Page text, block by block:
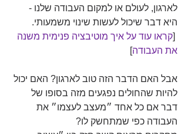
לארגון, לעולם או למקום העבודה שלנו -
היא דבר שיכול לעשות שינוי משמעותי.
קראו עוד על איך מוטיבציה פנימית משנה
את העבודה]
אבל האם הדבר הזה טוב לארגון? האם יכול
להיות שהחולים נפגעים מזה בסופו של
דבר אם כל אחד ״מעצב לעצמו״ את
העבודה כפי שמתחשק לו?